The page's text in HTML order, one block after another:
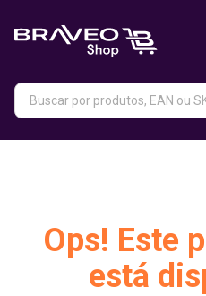
Ops! Este
está